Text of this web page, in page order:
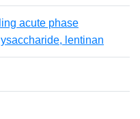
acute phase
lentinan